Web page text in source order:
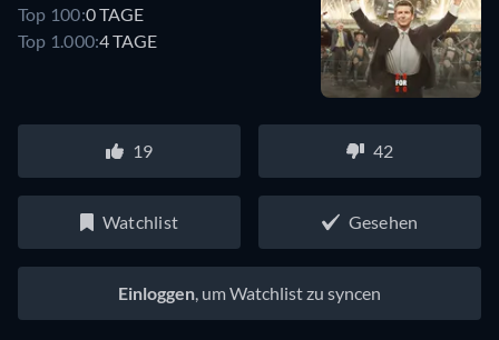
Top 100:0 TAGE
Top 1.000:4 TAGE
19 42
Watchlist Gesehen
Einloggen, um Watchlist zu syncen